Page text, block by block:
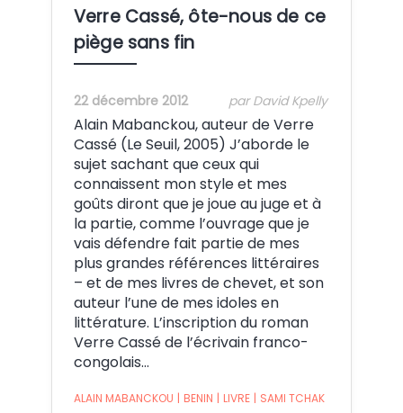
Verre Cassé, ôte-nous de ce
piège sans fin
22 décembre 2012 par David Kpelly
Alain Mabanckou, auteur de Verre
Cassé (Le Seuil, 2005) J’aborde le
sujet sachant que ceux qui
connaissent mon style et mes
goûts diront que je joue au juge et à
la partie, comme l’ouvrage que je
vais défendre fait partie de mes
plus grandes références littéraires
– et de mes livres de chevet, et son
auteur l’une de mes idoles en
littérature. L’inscription du roman
Verre Cassé de l’écrivain franco-
congolais…
ALAIN MABANCKOU | BENIN | LIVRE | SAMI TCHAK